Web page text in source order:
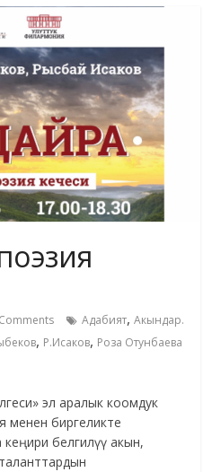
Адабият,Акындар.
, Р.Исаков, Роза Отунбаева
эл аралык коомдук
менен биргеликте
белгилүү акын,